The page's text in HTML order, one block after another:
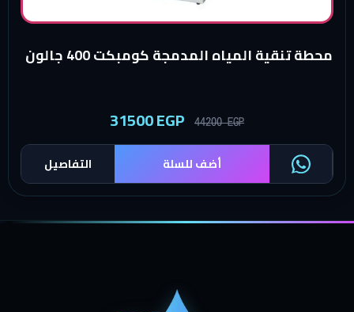
محطة تنقية المياه المدمجة كومبكت 400 جالون
44200EGP
31500EGP
التفاصيل أضف للسلة